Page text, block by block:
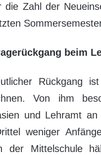
die Zahl der
beim
Rückgang
Von ihm
und Lehramt
weniger
der Mittelschule